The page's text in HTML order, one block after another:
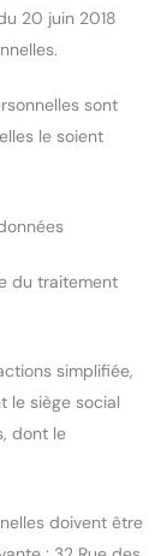
20 juin 2018
sont
le soient
du traitement
simplifiée,
le siège social
dont le
doivent être